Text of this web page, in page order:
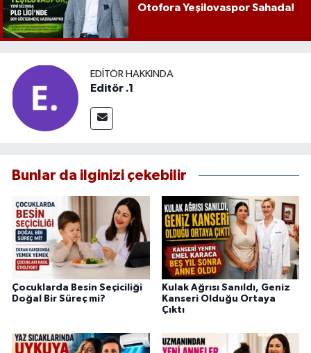
Otofora Yeşilovaspor Sahada!
EDITÖR HAKKINDA
Editör .1
Bunlar da ilginizi çekebilir
Çocuklarda Besin Seçiciliği
Doğal Bir Süreç mi?
Kulak Ağrısı Sanıldı, Geniz
Kanseri Olduğu Ortaya
Çıktı